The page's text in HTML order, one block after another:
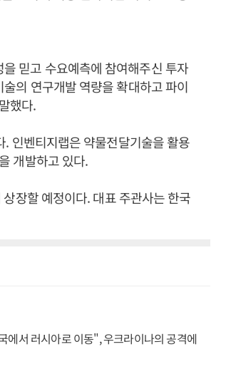
믿고 수요예측에 참여해주신 투자
의 연구개발 역량을 확대하고 파이
했다.
인벤티지랩은 약물전달기술을 활용
개발하고 있다.
장할 예정이다. 대표 주관사는 한국
에서 러시아로 이동", 우크라이나의 공격에